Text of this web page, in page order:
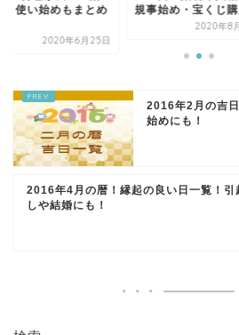
・使い始めもまとめ
2020年6月25日
規事始め・宝くじ
2020年8
2016年2月の吉
始めにも！
2016年4月の暦！縁起の良い日一覧！引
しや結婚にも！